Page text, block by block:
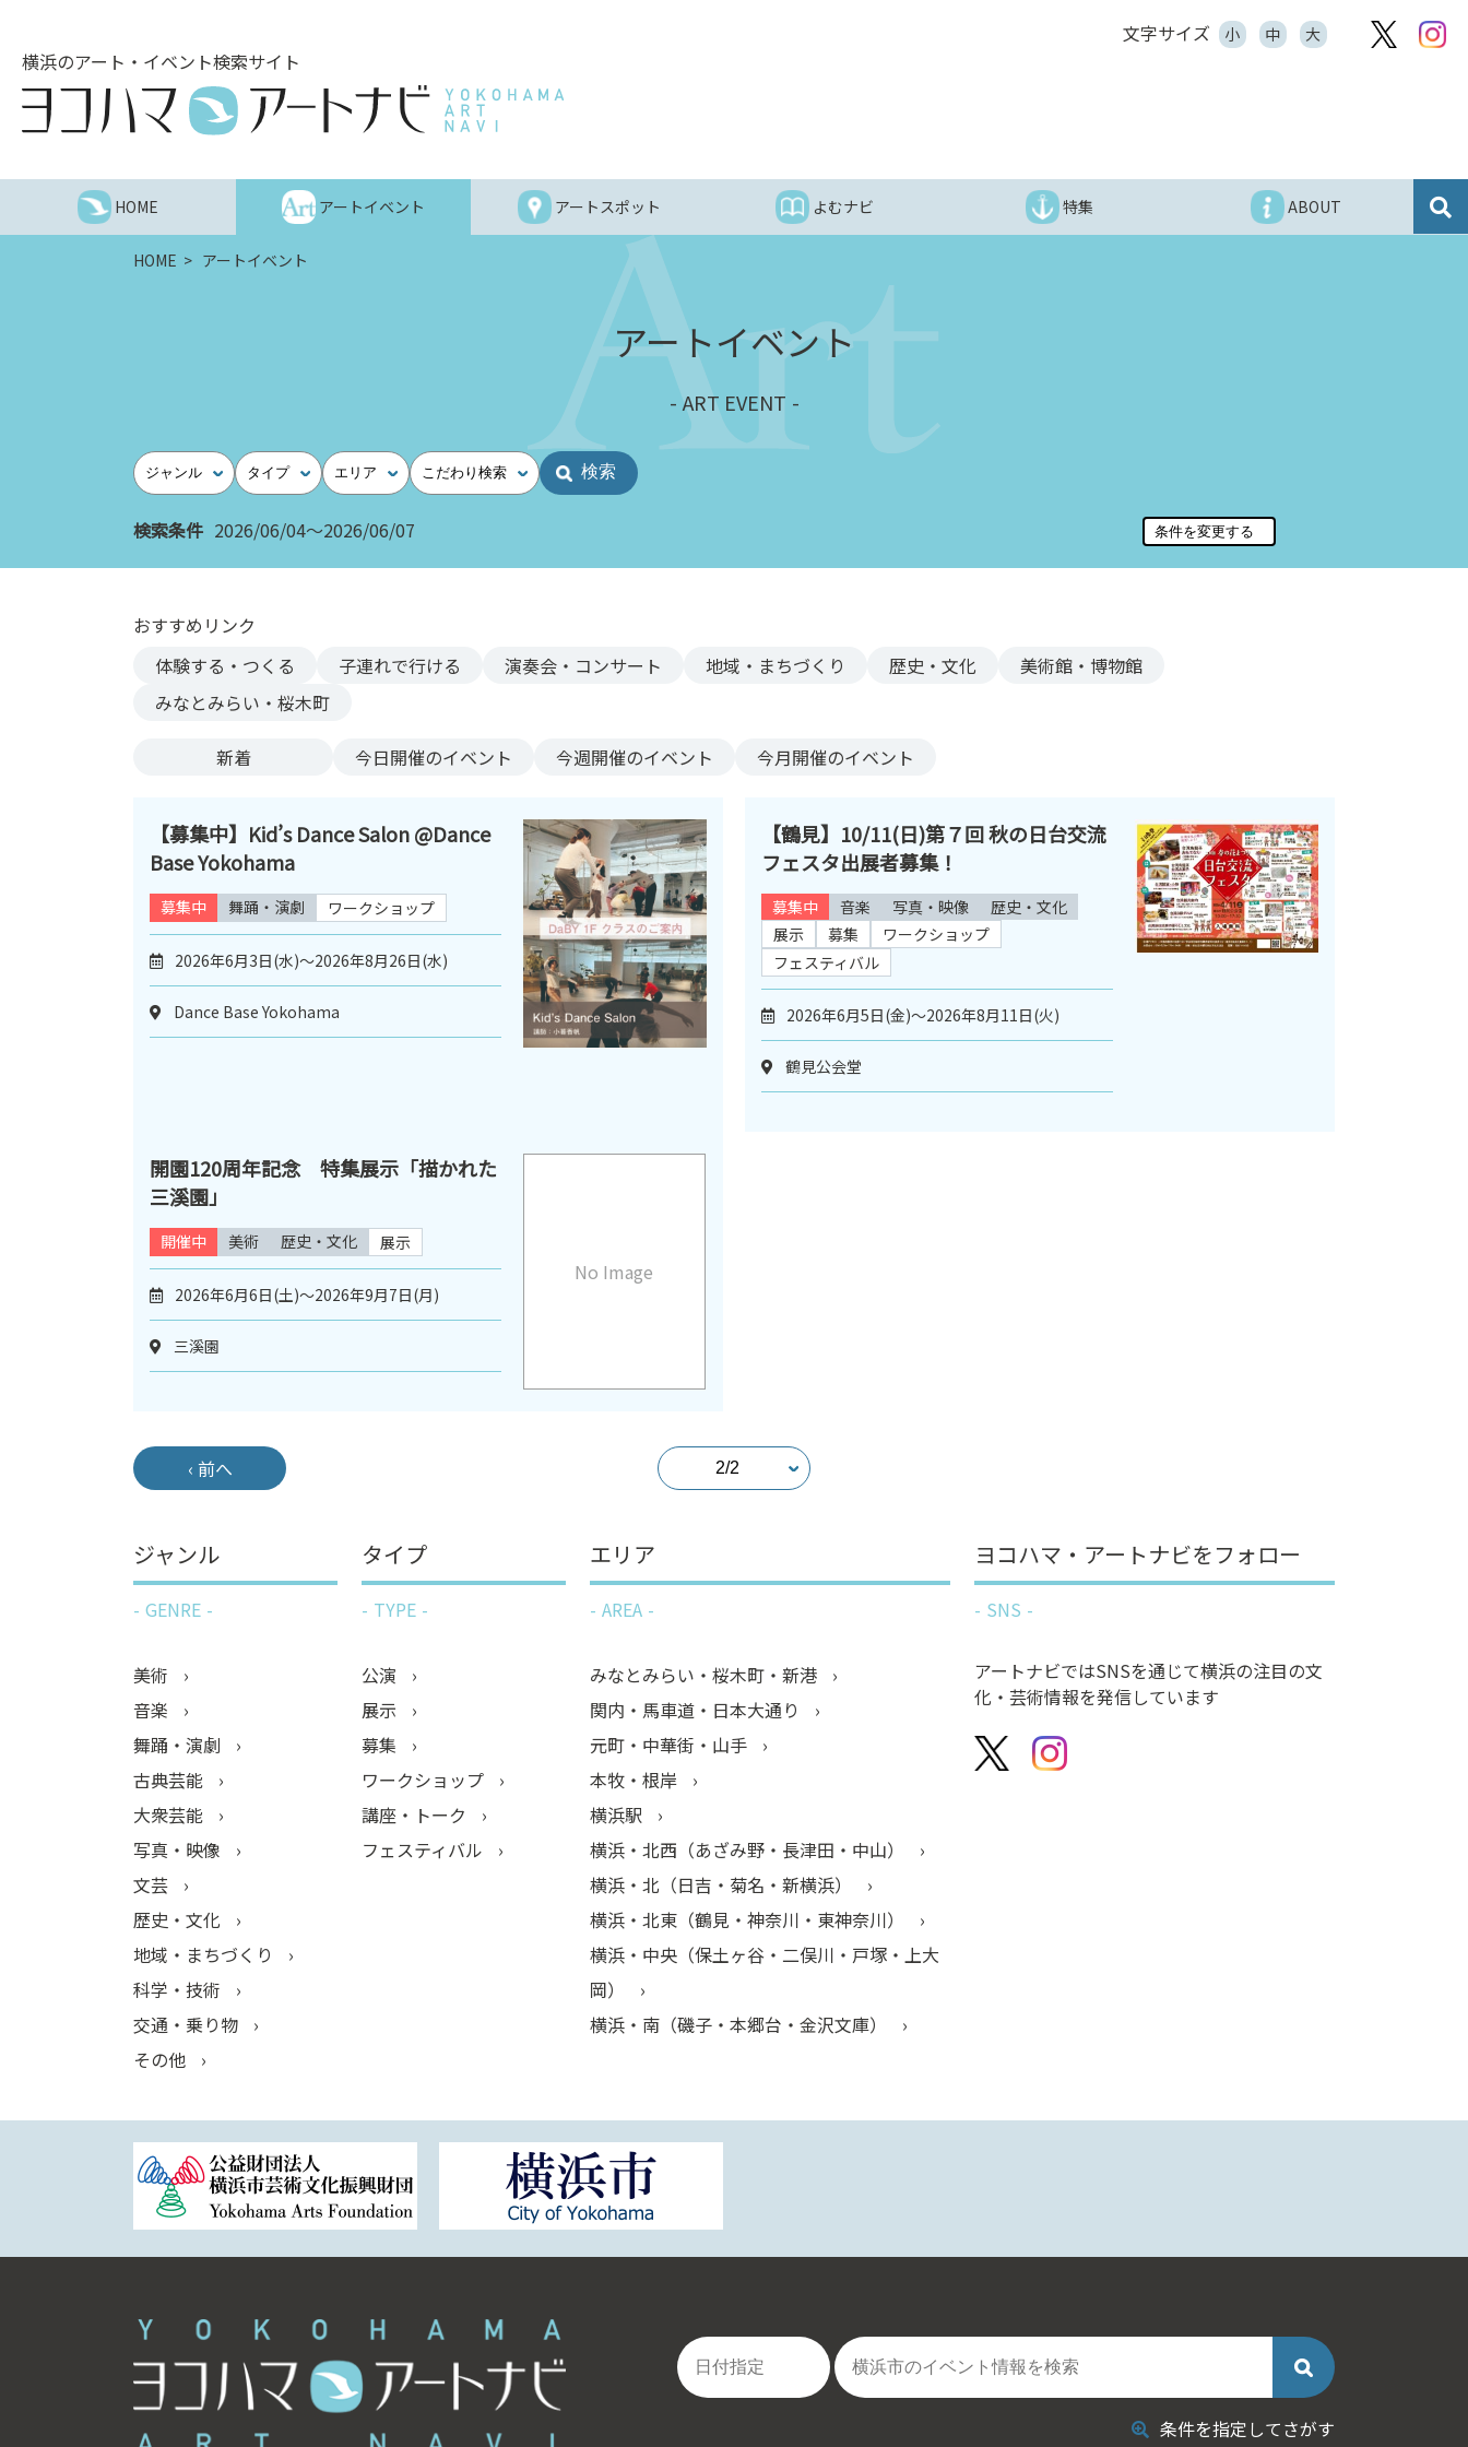
へ
文字サイズ 小 中 大
横浜のアート・イベント検索サイト
HOME アートイベント アートスポット よむナビ 特集 ABOUT
HOME アートイベント
アートイベント
ART EVENT
ジャンル タイプ エリア こだわり検索
検索条件 2026/06/04～2026/06/07
おすすめリンク
体験する・つくる
子連れで行ける 演奏会・コンサート 地域・まちづくり 歴史・文化
美術館・博物館
みなとみらい・桜木町
新着 今日開催のイベント 今週開催のイベント 今月開催のイベント
【募集中】Kid’s Dance Salon @Dance
Base Yokohama
募集中 舞踊・演劇 ワークショップ
2026年6月3日(水)～2026年8月26日(水)
Dance Base Yokohama
【鶴見】10/11(日)第７回 秋の日台交流
フェスタ出展者募集！
募集中 音楽 写真・映像
歴史・文化
展示
募集
ワークショップ
フェスティバル
2026年6月5日(金)～2026年8月11日(火)
鶴見公会堂
No Image
開園120周年記念 特集展示「描かれた
三溪園」
開催中 美術 歴史・文化 展示
2026年6月6日(土)～2026年9月7日(月)
三溪園
‹ 前へ
ジャンル
GENRE
美術
音楽
舞踊・演劇
古典芸能
大衆芸能
写真・映像
文芸
歴史・文化
地域・まちづくり
科学・技術
交通・乗り物
その他
タイプ
TYPE
公演
展示
募集
ワークショップ
講座・トーク
フェスティバル
エリア
AREA
みなとみらい・桜木町・新港
関内・馬車道・日本大通り
元町・中華街・山手
本牧・根岸
横浜駅
横浜・北西（あざみ野・長津田・中山）
横浜・北（日吉・菊名・新横浜）
横浜・北東（鶴見・神奈川・東神奈川）
横浜・中央（保土ヶ谷・二俣川・戸塚・上大
岡）
横浜・南（磯子・本郷台・金沢文庫）
ヨコハマ・アートナビをフォロー
SNS
アートナビではSNSを通じて横浜の注目の文
化・芸術情報を発信しています
条件を指定してさがす